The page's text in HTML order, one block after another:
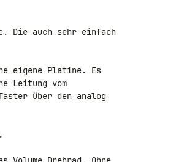
Die auch sehr einfach
eigene Platine. Es
Leitung vom
über den analog